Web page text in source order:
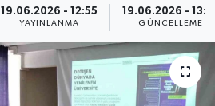
19.06.2026 - 12:55
YAYINLANMA
19.06.2026 -
GÜNCELLEME